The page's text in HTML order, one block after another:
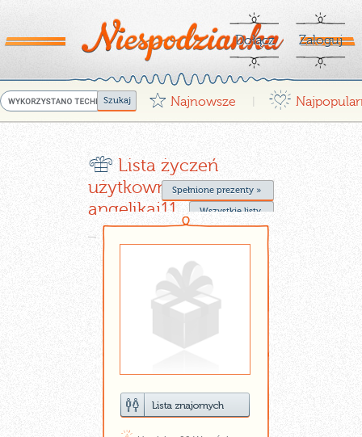
Dołącz Zaloguj
G Najnowsze ¤
r Lista życzeń
użytkownika
angelikaj11
Spełnione prezenty »
Wszystkie listy